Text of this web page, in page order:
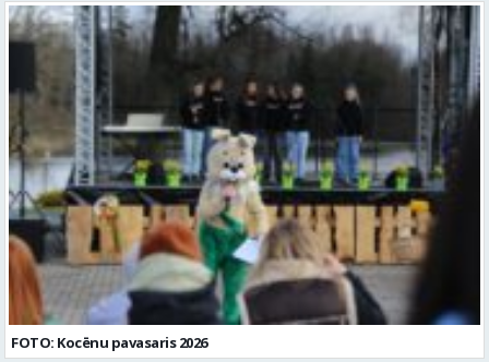
FOTO: Kocēnu pavasaris 2026